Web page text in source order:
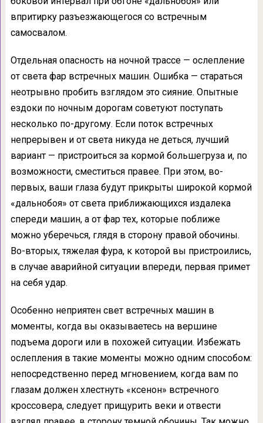
впритирку разъезжающегося со встречным
самосвалом.
Отдельная опасность на ночной трассе — ослепление
от света фар встречных машин. Ошибка — стараться
неотрывно пробить взглядом это сияние. Опытные
ездоки по ночным дорогам советуют поступать
несколько по-другому. Если поток встречных
непрерывен и от света никуда не деться, лучший
вариант — пристроиться за кормой большегруза и, по
возможности, сместиться правее. При этом, во-
первых, ваши глаза будут прикрыты широкой кормой
«дальнобоя» от света приближающихся издалека
спереди машин, а от фар тех, которые поближе
можно уберечься, глядя в сторону правой обочины.
Во-вторых, тяжелая фура, к которой вы пристроились,
в случае аварийной ситуации впереди, первая примет
на себя удар.
Особенно неприятен свет встречных машин в
моменты, когда вы оказываетесь на вершине
подъема дороги или в похожей ситуации. Избежать
ослепления в такие моменты можно одним способом:
непосредственно перед мгновением, когда вам по
глазам должен хлестнуть «ксенон» встречного
кроссовера, следует прищурить веки и отвести